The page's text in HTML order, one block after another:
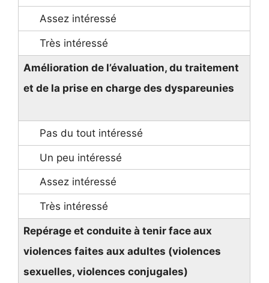
Amélioration de l’évaluation, du traitement
et de la prise en charge des dyspareunies
Repérage et conduite à tenir face aux
violences faites aux adultes (violences
sexuelles, violences conjugales)